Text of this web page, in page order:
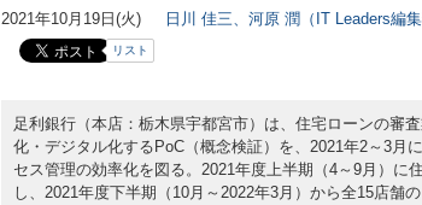
2021年10月19日(火) 日川 佳三、河原 潤（IT Leaders編集
リスト
足利銀行（本店：栃木県宇都宮市）は、住宅ローンの審
化・デジタル化するPoC（概念検証）を、2021年2～3月
セス管理の効率化を図る。2021年度上半期（4～9月）に
し、2021年度下半期（10月～2022年3月）から全15店舗